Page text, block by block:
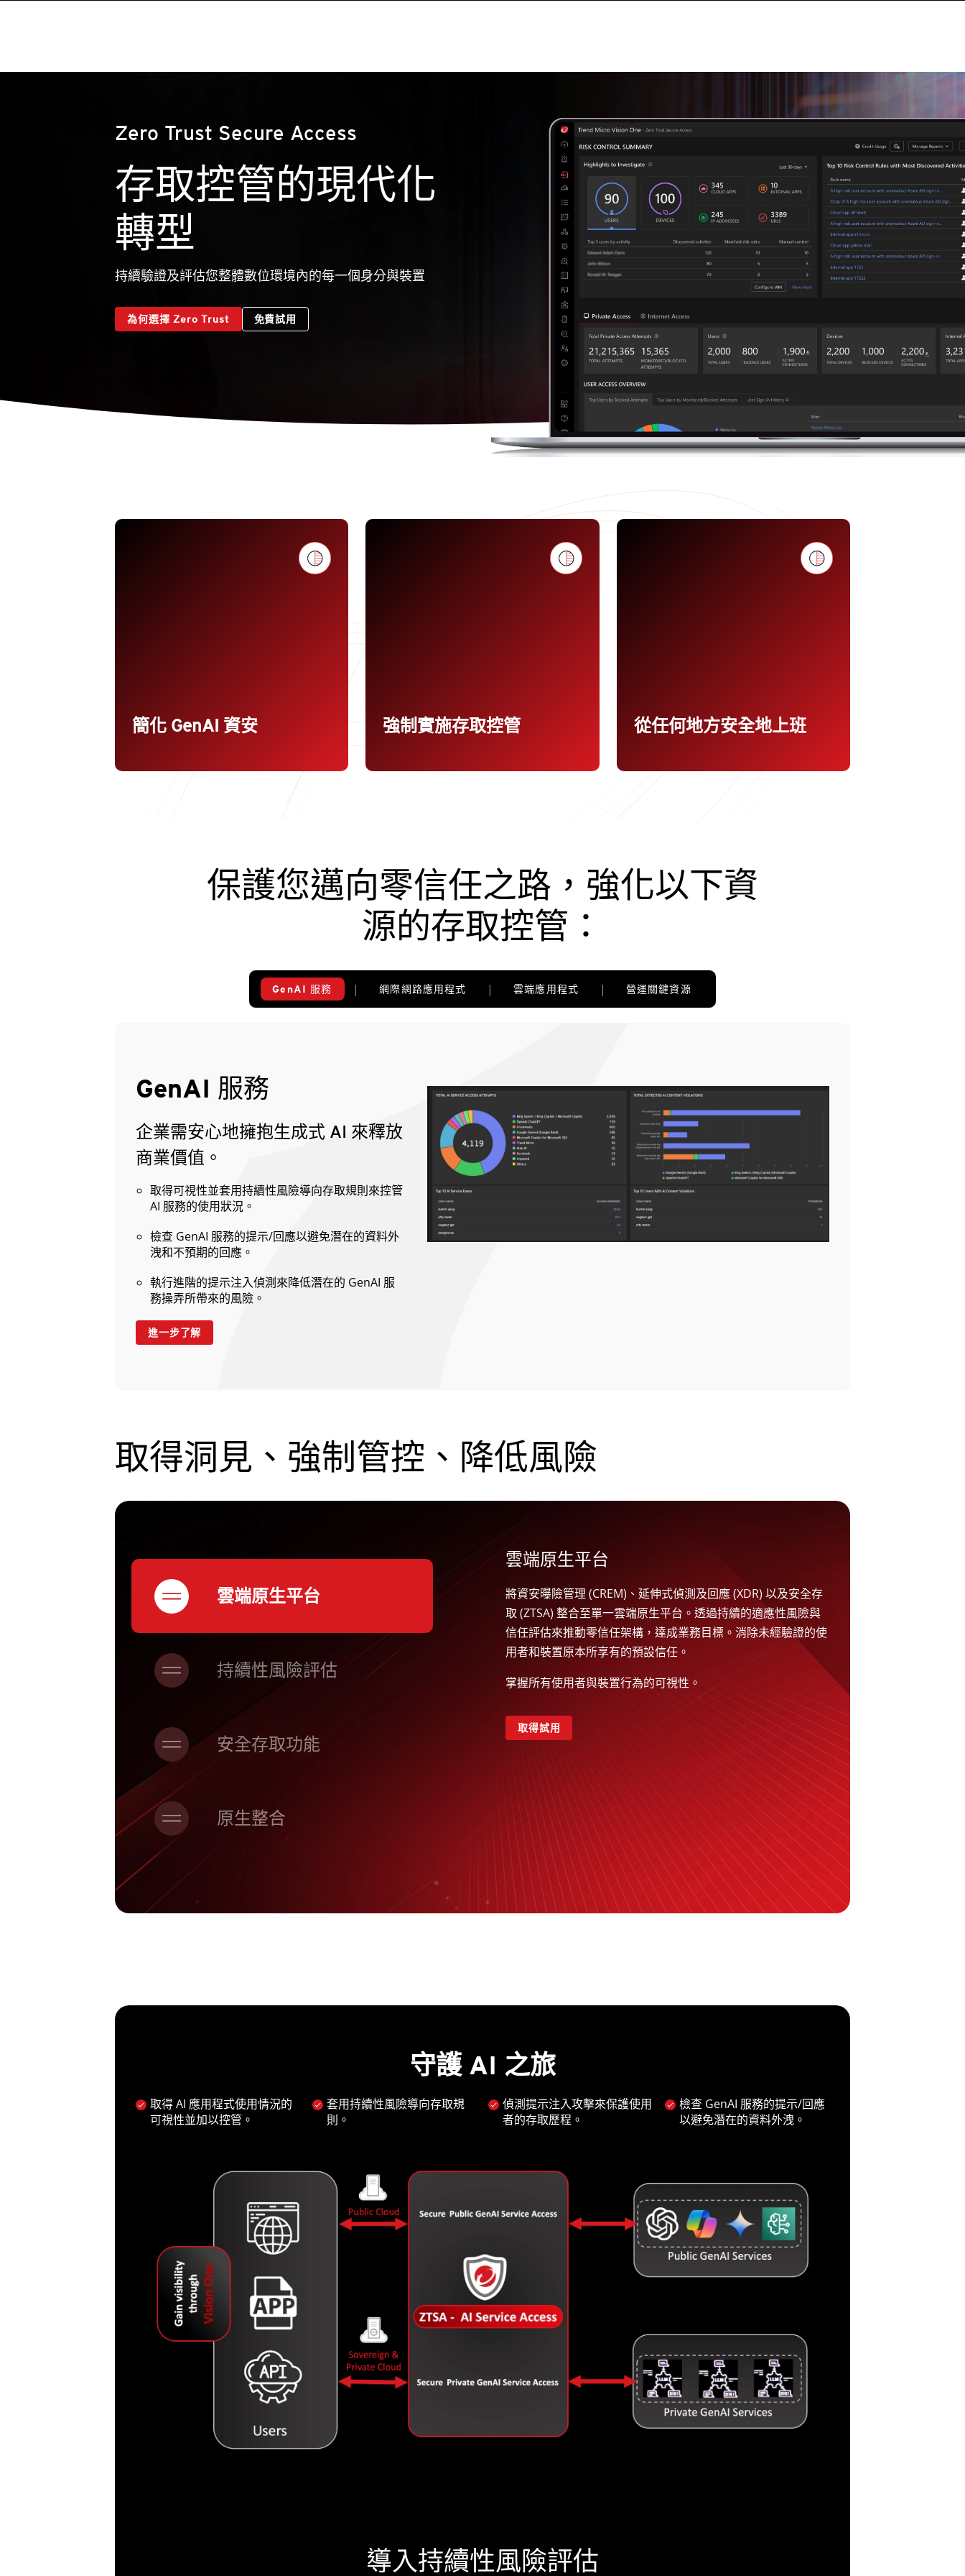
Zero Trust Secure Access
存取控管的現代化
轉型
持續驗證及評估您整體數位環境內的每一個身分與裝置
為何選擇 Zero Trust 免費試用
簡化 GenAI 資安 強制實施存取控管 從任何地方安全地上班
以資安為優先的安全存取服務邊緣 (SASE) 為何重要
保護您邁向零信任之路，強化以下資
源的存取控管：
GenAI 服務 網際網路應用程式 雲端應用程式 營運關鍵資源
GenAI 服務
企業需安心地擁抱生成式 AI 來釋放
商業價值。
取得可視性並套用持續性風險導向存取規則來控管
AI 服務的使用狀況。
檢查 GenAI 服務的提示/回應以避免潛在的資料外
洩和不預期的回應。
執行進階的提示注入偵測來降低潛在的 GenAI 服
務操弄所帶來的風險。
進一步了解
取得洞見、強制管控、降低風險
雲端原生平台
雲端原生平台
將資安曝險管理 (CREM)、延伸式偵測及回應 (XDR) 以及安全存
取 (ZTSA) 整合至單一雲端原生平台。透過持續的適應性風險與
信任評估來推動零信任架構，達成業務目標。消除未經驗證的使
用者和裝置原本所享有的預設信任。
掌握所有使用者與裝置行為的可視性。
取得試用
持續性風險評估
安全存取功能
原生整合
守護 AI 之旅
取得 AI 應用程式使用情況的
可視性並加以控管。
套用持續性風險導向存取規
則。
偵測提示注入攻擊來保護使用
者的存取歷程。
檢查 GenAI 服務的提示/回應
以避免潛在的資料外洩。
導入持續性風險評估